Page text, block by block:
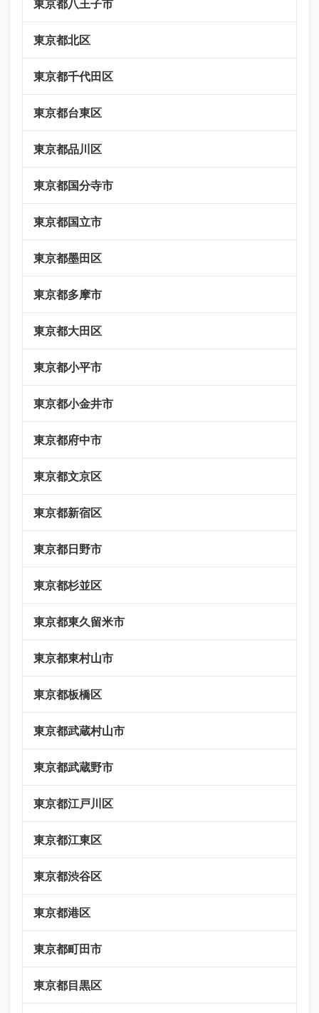
東京都八王子市
東京都北区
東京都千代田区
東京都台東区
東京都品川区
東京都国分寺市
東京都国立市
東京都墨田区
東京都多摩市
東京都大田区
東京都小平市
東京都小金井市
東京都府中市
東京都文京区
東京都新宿区
東京都日野市
東京都杉並区
東京都東久留米市
東京都東村山市
東京都板橋区
東京都武蔵村山市
東京都武蔵野市
東京都江戸川区
東京都江東区
東京都渋谷区
東京都港区
東京都町田市
東京都目黒区